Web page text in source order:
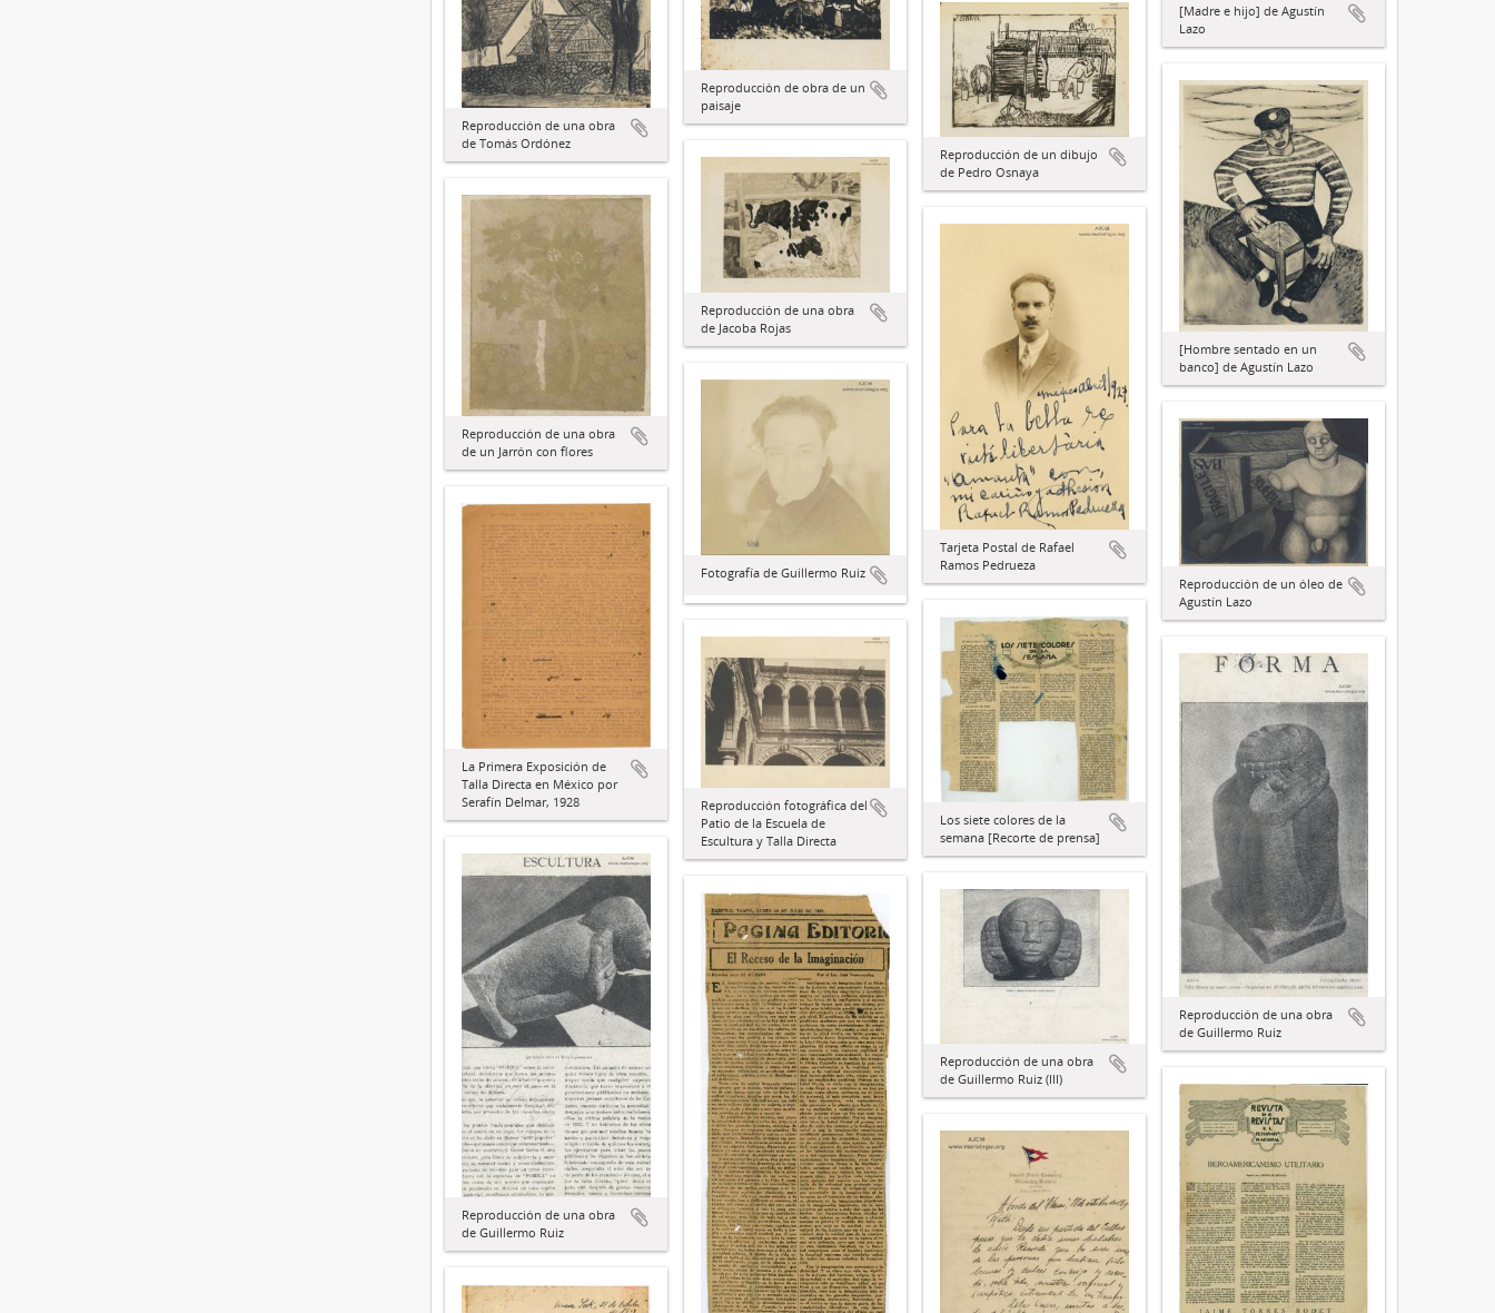
[Madre e hijo] de Agustín
Lazo
Reproducción de obra de un
paisaje
Reproducción de una obra
de Tomás Ordónez
Reproducción de un dibujo
de Pedro Osnaya
[Hombre sentado en un
banco] de Agustín Lazo
Reproducción de una obra
de Jacoba Rojas
Reproducción de una obra
de un Jarrón con flores
Tarjeta Postal de Rafael
Ramos Pedrueza
Fotografía de Guillermo Ruiz
Reproducción de un óleo de
Agustín Lazo
La Primera Exposición de
Talla Directa en México por
Serafín Delmar, 1928
Los siete colores de la
semana [Recorte de prensa]
Reproducción fotográfica del
Patio de la Escuela de
Escultura y Talla Directa
Reproducción de una obra
de Guillermo Ruiz
Reproducción de una obra
de Guillermo Ruiz
Reproducción de una obra
de Guillermo Ruiz (III)